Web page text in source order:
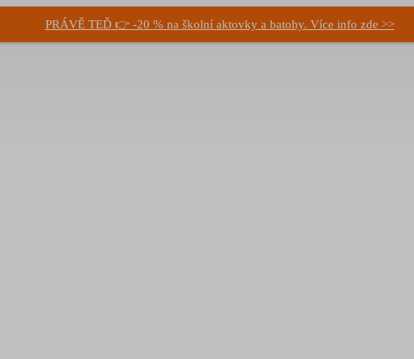
PRÁVĚ TEĎ 👉 -20 % na školní aktovky a batohy. Více info zde >>